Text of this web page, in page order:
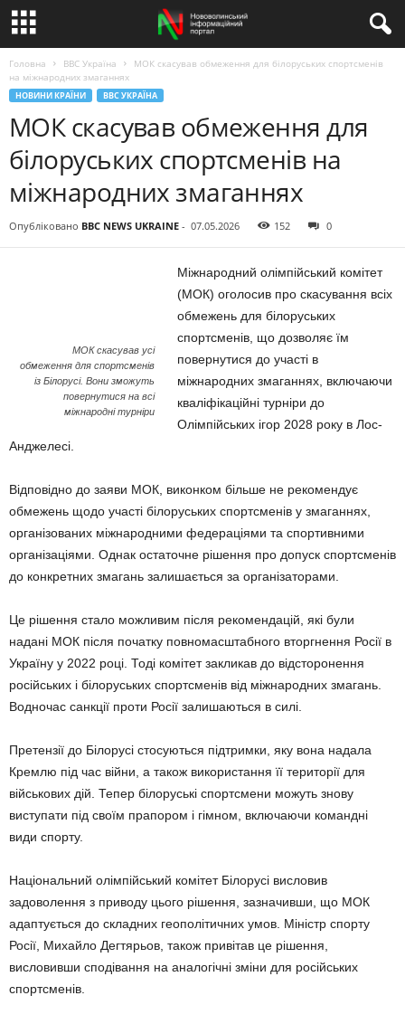
Головна BBC Україна
МОК скасував обмеження для білоруських спортсменів
на міжнародних змаганнях
НОВИНИ КРАЇНИ BBC УКРАЇНА
МОК скасував обмеження для
білоруських спортсменів на
міжнародних змаганнях
Опубліковано BBC NEWS UKRAINE - 07.05.2026 152 0
МОК скасував усі
обмеження для спортсменів
із Білорусі. Вони зможуть
повернутися на всі
міжнародні турніри
Міжнародний олімпійський комітет
(МОК) оголосив про скасування всіх
обмежень для білоруських
спортсменів, що дозволяє їм
повернутися до участі в
міжнародних змаганнях, включаючи
кваліфікаційні турніри до
Олімпійських ігор 2028 року в Лос-
Анджелесі.
Відповідно до заяви МОК, виконком більше не рекомендує
обмежень щодо участі білоруських спортсменів у змаганнях,
організованих міжнародними федераціями та спортивними
організаціями. Однак остаточне рішення про допуск спортсменів
до конкретних змагань залишається за організаторами.
Це рішення стало можливим після рекомендацій, які були
надані МОК після початку повномасштабного вторгнення Росії в
Україну у 2022 році. Тоді комітет закликав до відсторонення
російських і білоруських спортсменів від міжнародних змагань.
Водночас санкції проти Росії залишаються в силі.
Претензії до Білорусі стосуються підтримки, яку вона надала
Кремлю під час війни, а також використання її території для
військових дій. Тепер білоруські спортсмени можуть знову
виступати під своїм прапором і гімном, включаючи командні
види спорту.
Національний олімпійський комітет Білорусі висловив
задоволення з приводу цього рішення, зазначивши, що МОК
адаптується до складних геополітичних умов. Міністр спорту
Росії, Михайло Дегтярьов, також привітав це рішення,
висловивши сподівання на аналогічні зміни для російських
спортсменів.